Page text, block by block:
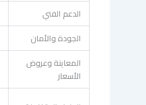
الدعم الفني
الجودة والأمان
المعاينة وعروض
الأسعار